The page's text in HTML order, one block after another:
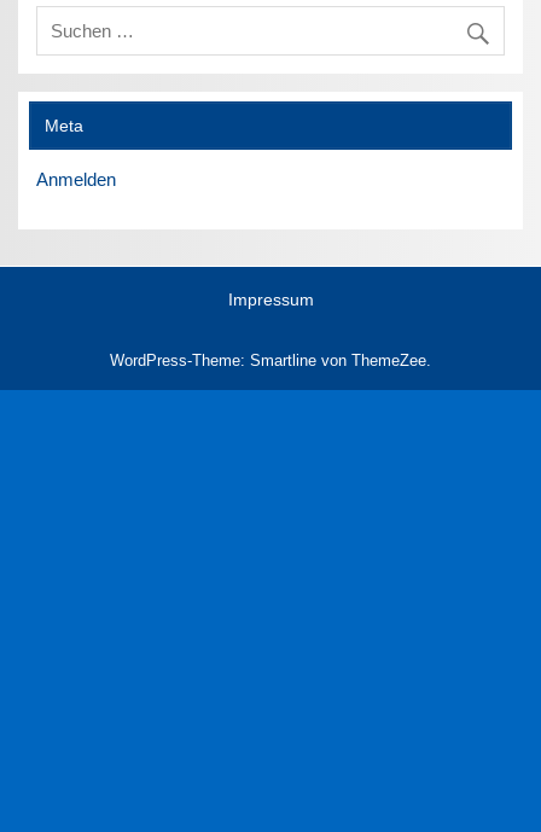
Meta
Anmelden
Impressum
WordPress-Theme: Smartline von ThemeZee.